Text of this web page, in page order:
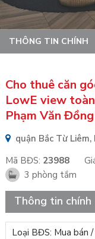
THÔNG TIN CHÍNH
Cho thuê căn
LowE view
Phạm Văn Đồng
quận Bắc Từ Liêm,
Mã BĐS: 23988
3 phòng tắm
Thông tin chính
Loại BĐS: Mua bán /